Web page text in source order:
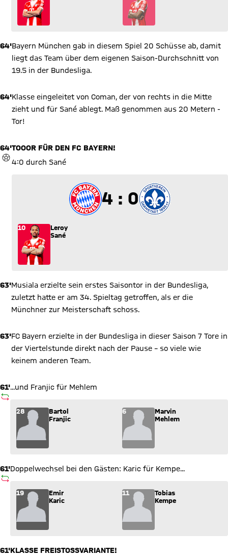
64'Bayern München gab in diesem Spiel 20 Schüsse ab, damit
liegt das Team über dem eigenen Saison-Durchschnitt von
19.5 in der Bundesliga.
64'Klasse eingeleitet von Coman, der von rechts in die Mitte
zieht und für Sané ablegt. Maß genommen aus 20 Metern -
Tor!
64'
TOR
TOOOR FÜR DEN FC BAYERN!
4:0 durch Sané
4 zu 0
4 : 0
10
Leroy
Sané
63'Musiala erzielte sein erstes Saisontor in der Bundesliga,
zuletzt hatte er am 34. Spieltag getroffen, als er die
Münchner zur Meisterschaft schoss.
63'FC Bayern erzielte in der Bundesliga in dieser Saison 7 Tore in
der Viertelstunde direkt nach der Pause – so viele wie
keinem anderen Team.
61'
AUSWECHSLUNG
...und Franjic für Mehlem
Wechsel: Bartol Franjic (28) kommt für Marvin Mehlem (6)
28
Bartol
Franjic
6
Marvin
Mehlem
61'
AUSWECHSLUNG
Doppelwechsel bei den Gästen: Karic für Kempe...
Wechsel: Emir Karic (19) kommt für Tobias Kempe (11) ins
19
Emir
Karic
11
Tobias
Kempe
61'KLASSE FREISTOSSVARIANTE!